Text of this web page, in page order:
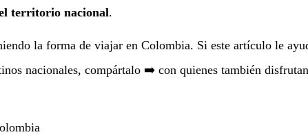
territorio nacional.
la forma de viajar en Colombia. Si este artículo le
nacionales, compártalo ➡️ con quienes también